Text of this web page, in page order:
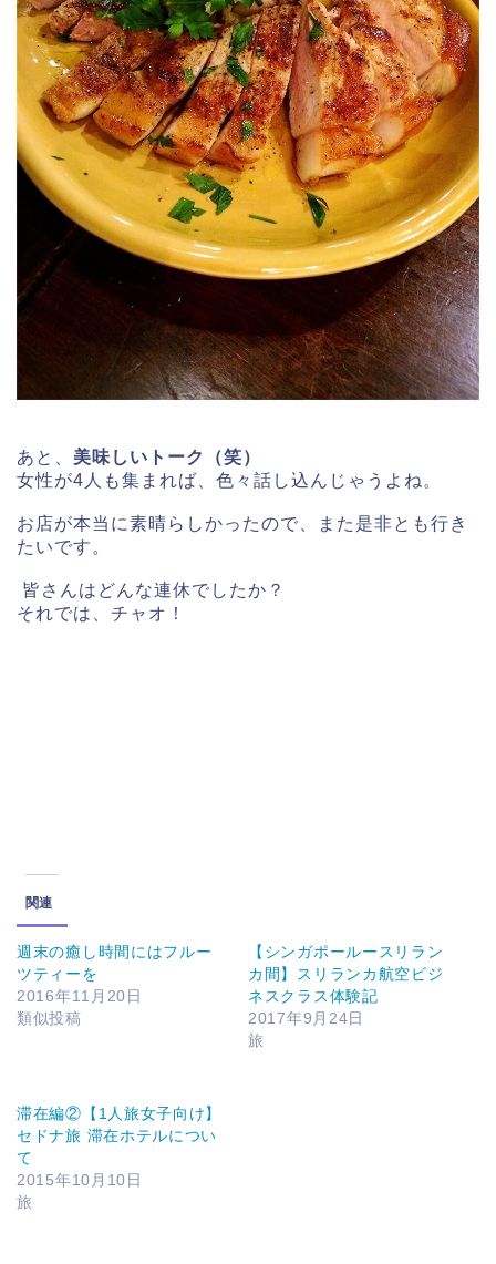
あと、 美味しいトーク（笑）
女性が4人も集まれば、色々話し込んじゃうよね。
お店が本当に素晴らしかったので、また是非とも行き
たいです。
皆さんはどんな連休でしたか？
それでは、チャオ！
関連
週末の癒し時間にはフルー
ツティーを
2016年11月20日
類似投稿
【シンガポールースリラン
カ間】スリランカ航空ビジ
ネスクラス体験記
2017年9月24日
旅
滞在編②【1人旅女子向け】
セドナ旅 滞在ホテルについ
て
2015年10月10日
旅